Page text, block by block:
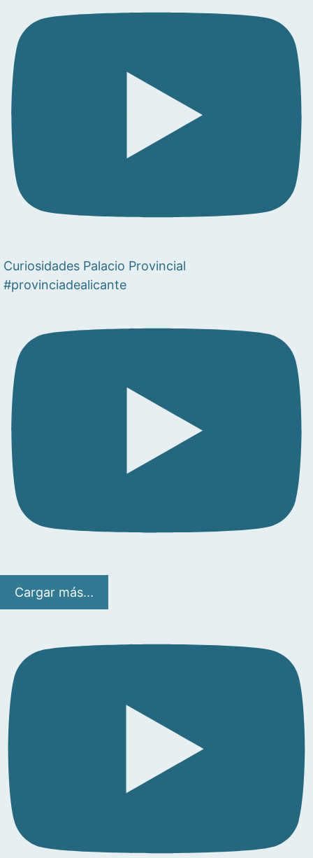
Curiosidades Palacio Provincial
#provinciadealicante
Cargar más...